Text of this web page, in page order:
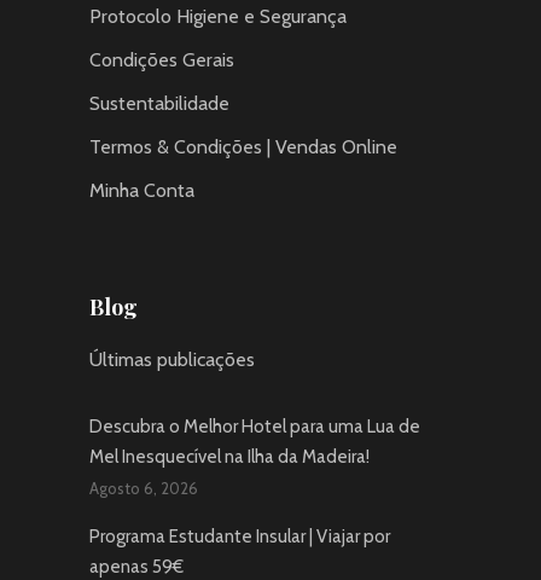
Protocolo Higiene e Segurança
Condições Gerais
Sustentabilidade
Termos & Condições | Vendas Online
Minha Conta
Blog
Últimas publicações
Descubra o Melhor Hotel para uma Lua de
Mel Inesquecível na Ilha da Madeira!
Agosto 6, 2026
Programa Estudante Insular | Viajar por
apenas 59€